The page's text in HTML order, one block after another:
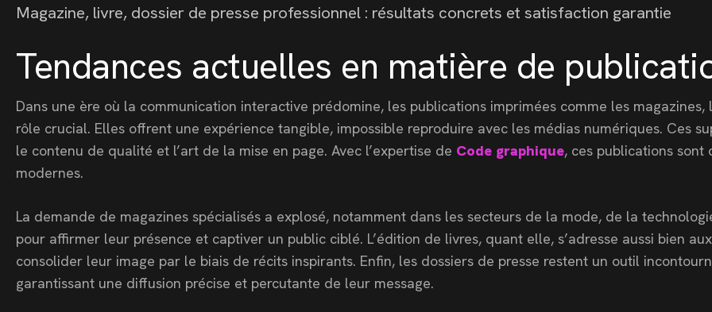
Magazine, livre, dossier de presse professionnel : résultats concrets et satisfaction garantie
Tendances actuelles en matière de
Dans une ère où la communication interactive prédomine, les publications imprimées comme les
rôle crucial. Elles offrent une expérience tangible, impossible reproduire avec les médias numériques. Ces
le contenu de qualité et l’art de la mise en page. Avec l’expertise de Code graphique, ces publications
modernes.
La demande de magazines spécialisés a explosé, notamment dans les secteurs de la mode, de la
pour affirmer leur présence et captiver un public ciblé. L’édition de livres, quant elle, s’adresse aussi bien
consolider leur image par le biais de récits inspirants. Enfin, les dossiers de presse restent un outil
garantissant une diffusion précise et percutante de leur message.